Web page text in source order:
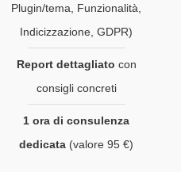
Plugin/tema, Funzionalità,
Indicizzazione, GDPR)
Report dettagliato con
consigli concreti
1 ora di consulenza
dedicata (valore 95 €)